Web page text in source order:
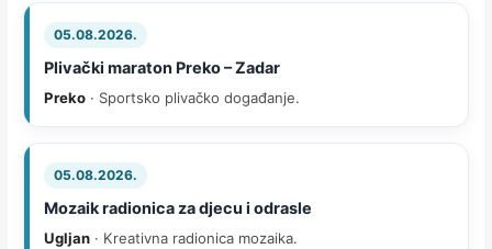
05.08.2026.
Plivački maraton Preko – Zadar
Preko · Sportsko plivačko događanje.
05.08.2026.
Mozaik radionica za djecu i odrasle
Ugljan · Kreativna radionica mozaika.